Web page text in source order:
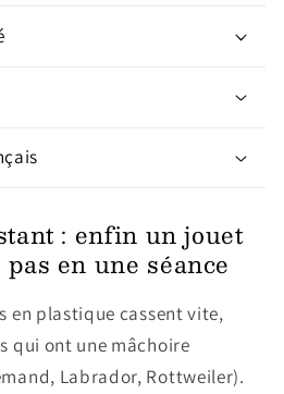
: enfin un jouet
en une séance
en plastique cassent vite,
qui ont une mâchoire
Labrador, Rottweiler).